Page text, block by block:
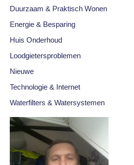
Duurzaam & Praktisch Wonen
Energie & Besparing
Huis Onderhoud
Loodgietersproblemen
Nieuwe
Technologie & Internet
Waterfilters & Watersystemen